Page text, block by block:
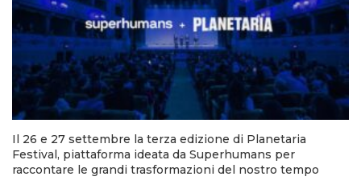
Il 26 e 27 settembre la terza edizione di Planetaria
Festival, piattaforma ideata da Superhumans per
raccontare le grandi trasformazioni del nostro tempo